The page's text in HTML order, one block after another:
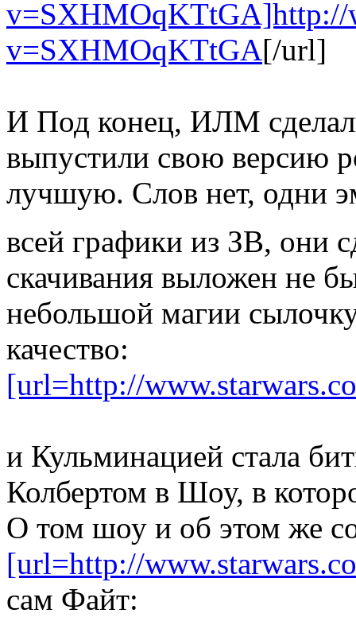
v=SXHMOqKTtGA]http://
v=SXHMOqKTtGA[/url]
И Под конец, ИЛМ
выпустили свою версию
лучшую. Слов нет, одни
всей графики из ЗВ, они
скачивания выложен не
небольшой магии
качество:
[url=http://
и Кульминацией стала
Колбертом в Шоу, в
О том шоу и об этом же
[url=http://
сам Файт: